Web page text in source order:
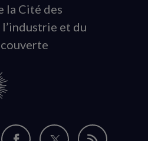
la Cité des
et du